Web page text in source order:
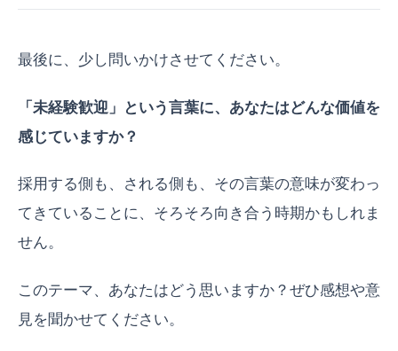
最後に、少し問いかけさせてください。
「未経験歓迎」という言葉に、あなたはどんな価値を
感じていますか？
採用する側も、される側も、その言葉の意味が変わっ
てきていることに、そろそろ向き合う時期かもしれま
せん。
このテーマ、あなたはどう思いますか？ぜひ感想や意
見を聞かせてください。